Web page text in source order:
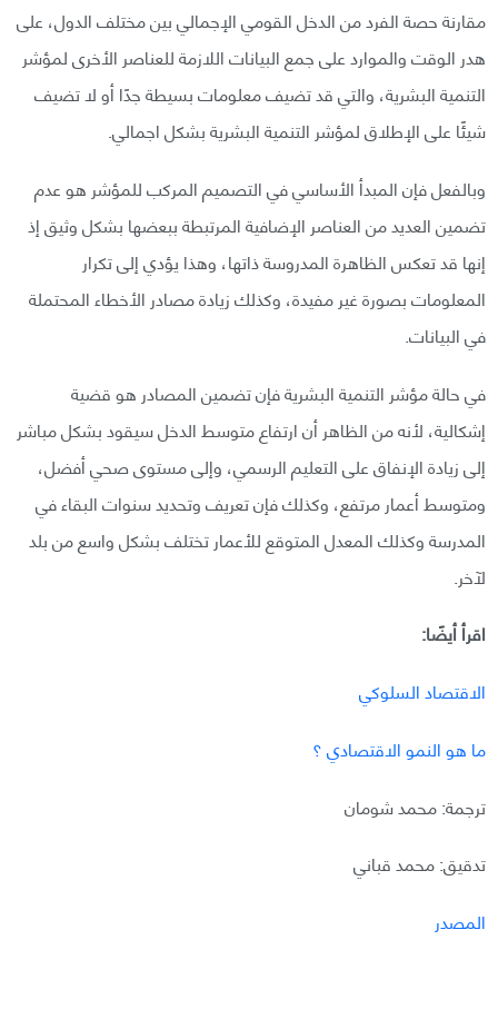
مقارنة حصة الفرد من الدخل القومي الإجمالي بين مختلف الدول، على
هدر الوقت والموارد على جمع البيانات اللازمة للعناصر الأخرى لمؤشر
التنمية البشرية، والتي قد تضيف معلومات بسيطة جدًا أو لا تضيف
شيئًا على الإطلاق لمؤشر التنمية البشرية بشكل اجمالي.
وبالفعل فإن المبدأ الأساسي في التصميم المركب للمؤشر هو عدم
تضمين العديد من العناصر الإضافية المرتبطة ببعضها بشكل وثيق إذ
إنها قد تعكس الظاهرة المدروسة ذاتها، وهذا يؤدي إلى تكرار
المعلومات بصورة غير مفيدة، وكذلك زيادة مصادر الأخطاء المحتملة
في البيانات.
في حالة مؤشر التنمية البشرية فإن تضمين المصادر هو قضية
إشكالية، لأنه من الظاهر أن ارتفاع متوسط الدخل سيقود بشكل مباشر
إلى زيادة الإنفاق على التعليم الرسمي، وإلى مستوى صحي أفضل،
ومتوسط أعمار مرتفع، وكذلك فإن تعريف وتحديد سنوات البقاء في
المدرسة وكذلك المعدل المتوقع للأعمار تختلف بشكل واسع من بلد
لآخر.
اقرأ أيضًا:
الاقتصاد السلوكي
ما هو النمو الاقتصادي ؟
ترجمة: محمد شومان
تدقيق: محمد قباني
المصدر